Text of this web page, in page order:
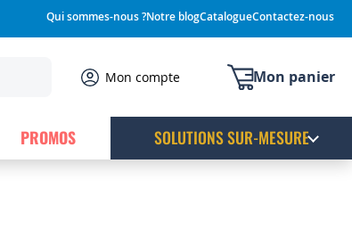
Qui sommes-nous ?Notre blogCatalogueContactez-nous
Mon panier
Mon compte
PROMOS SOLUTIONS SUR-MESURE